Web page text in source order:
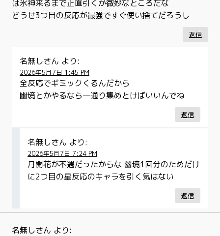
は氷神来るまで正直引くか微妙なところだな
どうせ3つ目の反応が最強ですぐ使い捨てだろうし
返信
名無しさん より:
2026年5月7日 1:45 PM
全反応でギミックくるんだから
幽境とかやるなら一通り集めとけばいいんでね
返信
名無しさん より:
2026年5月7日 7:24 PM
月開花が不遇だったからな 幽境1回分のためだけ
に2つ目の星反応のキャラを引く気はない
返信
名無しさん より: